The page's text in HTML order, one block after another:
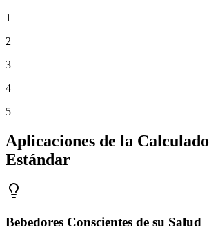
1
2
3
4
5
Aplicaciones de la
Estándar
Bebedores Conscientes de su Salud